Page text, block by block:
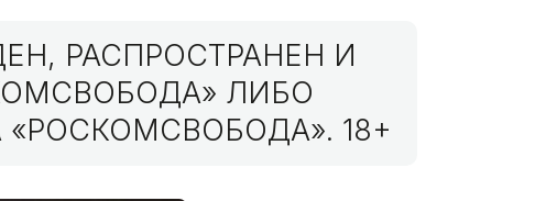
РАСПРОСТРАНЕН И
ЛИБО
18+